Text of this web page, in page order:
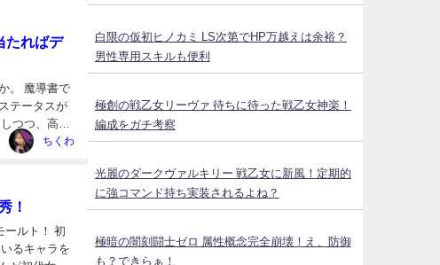
たればデ
。 魔導書で
テータスが
つつ、高い
ちくわ
！
ールト！ 初
るキャラを
白限の仮初ヒノカミ LS次第でHP万越えは余裕？
男性専用スキルも便利
極創の戦乙女リーヴァ 待ちに待った戦乙女神楽！
編成をガチ考察
光麗のダークヴァルキリー 戦乙女に新風！定期的
に強コマンド持ち実装されるよね？
極暗の闇刻闘士ゼロ 属性概念完全崩壊！え、防御
も？できらぁ！